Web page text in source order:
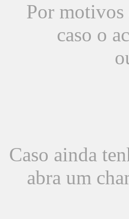
Por motivos
caso o
Caso ainda
abra um